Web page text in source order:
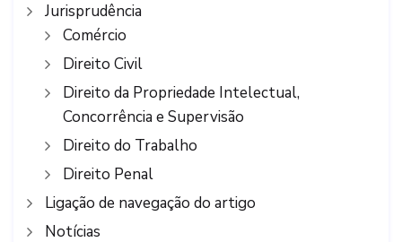
Jurisprudência
Comércio
Direito Civil
Direito da Propriedade Intelectual,
Concorrência e Supervisão
Direito do Trabalho
Direito Penal
Ligação de navegação do artigo
Notícias